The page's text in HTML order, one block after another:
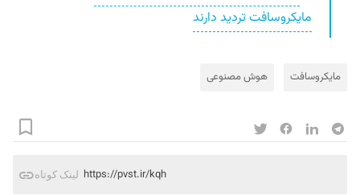
مایکروسافت تردید دارند
مایکروسافت هوش مصنوعی
لینک کوتاه https://pvst.ir/kqh